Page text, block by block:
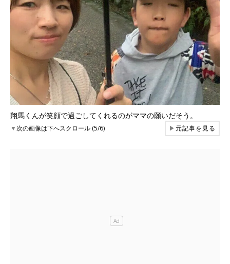
翔馬くんが笑顔で過ごしてくれるのがママの願いだそう。
▼次の画像は下へスクロール (5/6) ▶元記事を見る